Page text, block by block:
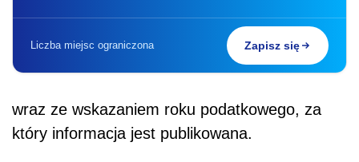
Liczba miejsc ograniczona Zapisz się
wraz ze wskazaniem roku podatkowego, za
który informacja jest publikowana.